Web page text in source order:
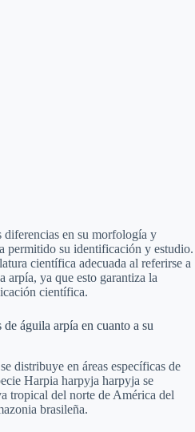
diferencias en su morfología y
permitido su identificación y estudio.
científica adecuada al referirse a
arpía, ya que esto garantiza la
científica.
águila arpía en cuanto a su
distribuye en áreas específicas de
Harpia harpyja harpyja se
tropical del norte de América del
brasileña.